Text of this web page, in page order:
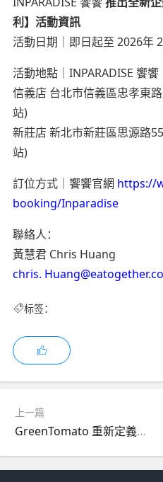
利】活動資訊
活動日期｜即日起至 2026年
活動地點｜INPARADISE 饗饗
信義店 台北市信義區忠孝東
站)
新莊店 新北市新莊區思源路
站)
訂位方式｜饗饗官網 https://
booking/Inparadise
聯絡人：
黃慧君 Chris Huang
chris.
标签：
上一篇
GreenTomato 重新定義 AI 互動體驗 以 Digital Human 與 Mirako 平台引領 2026 Agentic AI 新時代